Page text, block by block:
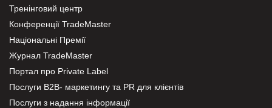
Тренінговий центр
Конференції TradeMaster
Національні Премії
Журнал TradeMaster
Портал про Private Label
Послуги В2В- маркетингу та PR для клієнтів
Послуги з надання інформації